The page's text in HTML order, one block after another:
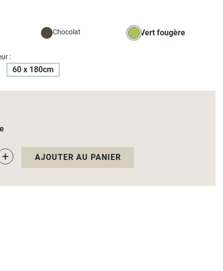
Chocolat Vert fougère
:
60 x 180cm
+ AJOUTER AU PANIER